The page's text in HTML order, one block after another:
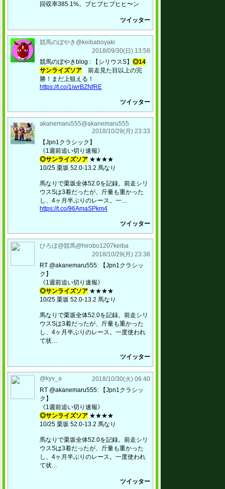
回収率385.1%。ブヒブヒブヒヒ〜ン
ツイッター
競馬のぼやき@keibaboyaki
2018/09/30(日) 13:58
競馬のぼやきblog : 【シリウスS】 ◎14
サンライズソア 前走見た目以上の完
勝！まだ上狙える！
https://t.co/1iwrBZNfRE
ツイッター
akanemaru555@akanemaru555
2018/10/29(月) 23:33
【Jpn1クラシック】
《1週前追い切り速報》
◎サンライズソア ★★★★
10/25 栗坂 52.0-13.2 馬なり
馬なりで栗坂全体52.0を記録。前走シリ
ウスSは3着だったが、斤量も重かった
し、4ヶ月半ぶりのレース。一…
https://t.co/96AmaSPkm4
ツイッター
ひろぼ@競馬@hirobo1207keiba
2018/10/29(月) 23:38
RT @akanemaru555: 【Jpn1クラシッ
ク】
《1週前追い切り速報》
◎サンライズソア ★★★★
10/25 栗坂 52.0-13.2 馬なり
馬なりで栗坂全体52.0を記録。前走シリ
ウスSは3着だったが、斤量も重かった
し、4ヶ月半ぶりのレース。一度使われ
て状…
ツイッター
@kyv_a
2018/10/30(火) 06:40
RT @akanemaru555: 【Jpn1クラシッ
ク】
《1週前追い切り速報》
◎サンライズソア ★★★★
10/25 栗坂 52.0-13.2 馬なり
馬なりで栗坂全体52.0を記録。前走シリ
ウスSは3着だったが、斤量も重かった
し、4ヶ月半ぶりのレース。一度使われ
て状…
ツイッター